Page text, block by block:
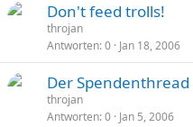
Don't feed trolls!
throjan
Antworten 0 Jan 18, 2006
Der Spendenthread
throjan
Antworten 0 Jan 5, 2006